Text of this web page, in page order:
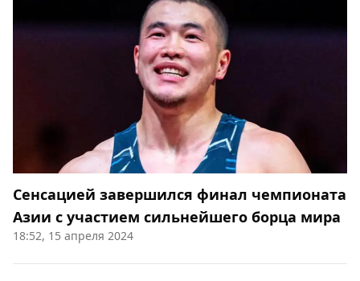
Сенсацией завершился финал чемпионата
Азии с участием сильнейшего борца мира
18:52, 15 апреля 2024